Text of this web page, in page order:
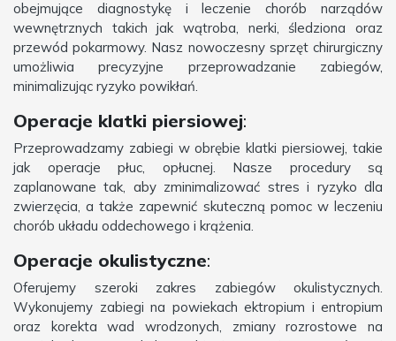
obejmujące diagnostykę i leczenie chorób narządów
wewnętrznych takich jak wątroba, nerki, śledziona oraz
przewód pokarmowy. Nasz nowoczesny sprzęt chirurgiczny
umożliwia precyzyjne przeprowadzanie zabiegów,
minimalizując ryzyko powikłań.
Operacje klatki piersiowej:
Przeprowadzamy zabiegi w obrębie klatki piersiowej, takie
jak operacje płuc, opłucnej. Nasze procedury są
zaplanowane tak, aby zminimalizować stres i ryzyko dla
zwierzęcia, a także zapewnić skuteczną pomoc w leczeniu
chorób układu oddechowego i krążenia.
Operacje okulistyczne:
Oferujemy szeroki zakres zabiegów okulistycznych.
Wykonujemy zabiegi na powiekach ektropium i entropium
oraz korekta wad wrodzonych, zmiany rozrostowe na